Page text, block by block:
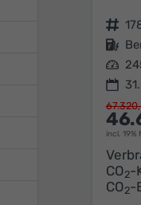
Fahrzeugnr.
Kraftstoff
Leistung
incl. 19%
CO2-
CO2-